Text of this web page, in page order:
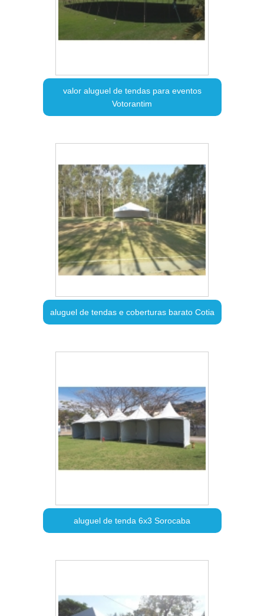
valor aluguel de tendas para eventos
Votorantim
aluguel de tendas e coberturas barato Cotia
aluguel de tenda 6x3 Sorocaba